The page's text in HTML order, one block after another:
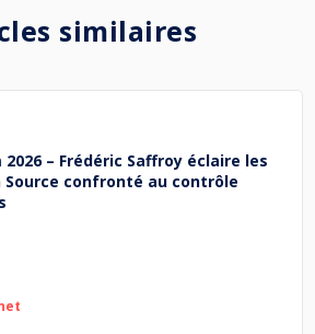
similaires
– Frédéric Saffroy éclaire les
Source confronté au contrôle